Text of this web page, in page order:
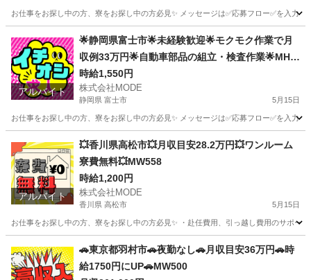
お仕事をお探し中の方、寮をお探し中の方必見✨ メッセージは✅応募フロー✅を入力
軽作業 時給
アルバイト
🌟静岡県富士市🌟未経験歓迎🌟モクモク作業で月
収例33万円🌟自動車部品の組立・検査作業🌟MHh
si01
時給1,550円
株式会社MODE
静岡県 富士市 5月15日
お仕事をお探し中の方、寮をお探し中の方必見✨ メッセージは✅応募フロー✅を入力
軽作業 自動車部品
アルバイト
💥香川県高松市💥月収目安28.2万円💥ワンルーム
寮費無料💥MW558
時給1,200円
株式会社MODE
香川県 高松市 5月15日
お仕事をお探し中の方、寮をお探し中の方必見✨ ・赴任費用、引っ越し費用のサポ
軽作業 時給
🚗東京都羽村市🚗夜勤なし🚗月収目安36万円🚗時
給1750円にUP🚗MW500